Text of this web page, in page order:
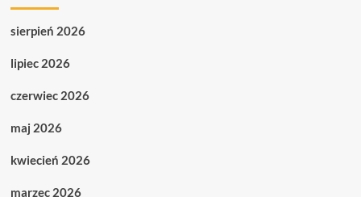
sierpień 2026
lipiec 2026
czerwiec 2026
maj 2026
kwiecień 2026
marzec 2026